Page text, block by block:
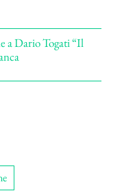
a Dario Togati “Il